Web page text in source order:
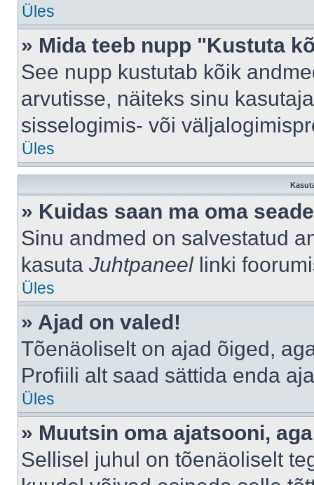
Üles
» Mida teeb nupp "Kustuta
See nupp kustutab kõik
arvutisse, näiteks sinu
sisselogimis- või
Üles
» Kuidas saan ma oma
Sinu andmed on salvestatud
kasuta Juhtpaneellinki
Üles
» Ajad on valed!
Tõenäoliselt on ajad õiged,
Profiili alt saad sättida enda
Üles
» Muutsin oma ajatsooni,
Sellisel juhul on tõenäoliselt